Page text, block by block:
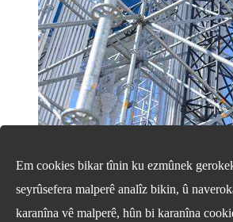
14/03/25
Em cookies bikar tînin ku ezmûnek
seyrûsefera malperê analîz bikin, û
karanîna vê malperê, hûn bi karanîna